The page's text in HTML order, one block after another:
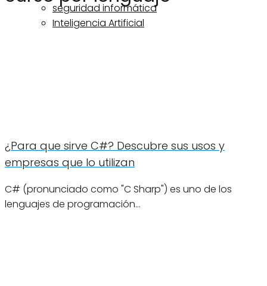
seguridad informática
Inteligencia Artificial
¿Para que sirve C#? Descubre sus usos y
empresas que lo utilizan
C# (pronunciado como "C Sharp") es uno de los
lenguajes de programación…